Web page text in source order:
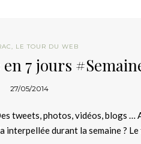
, LE TOUR DU WEB
7 jours
27/05/2014
tweets, photos, vidéos, blogs …
interpellée durant la semaine ?